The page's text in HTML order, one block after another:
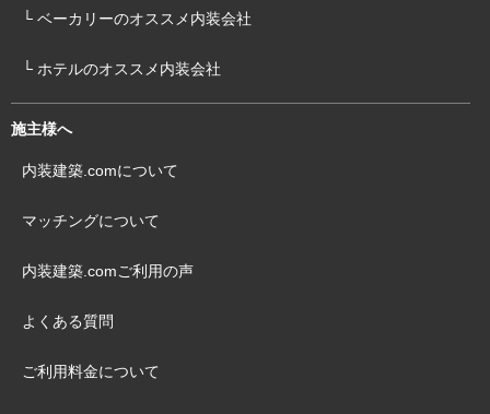
└ ベーカリーのオススメ内装会社
└ ホテルのオススメ内装会社
施主様へ
内装建築.comについて
マッチングについて
内装建築.comご利用の声
よくある質問
ご利用料金について